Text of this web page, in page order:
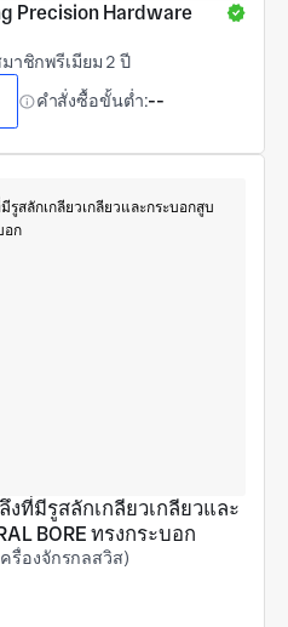
Precision Hardware
าชิกพรีเมียม 2 ปี
คำสั่งซื้อขั้นต่ำ:--
ที่มีรูสลักเกลียวเกลียวและ
BORE ทรงกระบอก
ครื่องจักรกลสวิส)